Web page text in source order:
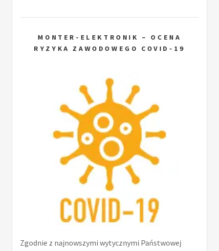
MONTER-ELEKTRONIK – OCENA
RYZYKA ZAWODOWEGO COVID-19
Zgodnie z najnowszymi wytycznymi Państwowej